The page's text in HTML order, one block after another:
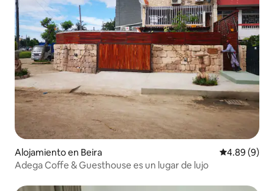
Alojamiento en Beira Calificación
4.89 (9)
Adega Coffe & Guesthouse es un lugar de lujo